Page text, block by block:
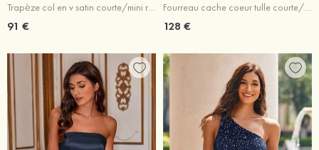
Trapèze col en v satin courte/mini robe de fête de la rentrée avec plissé
91 €
Fourreau cache coeur tulle courte/mini robe de fête de la rentrée
128 €